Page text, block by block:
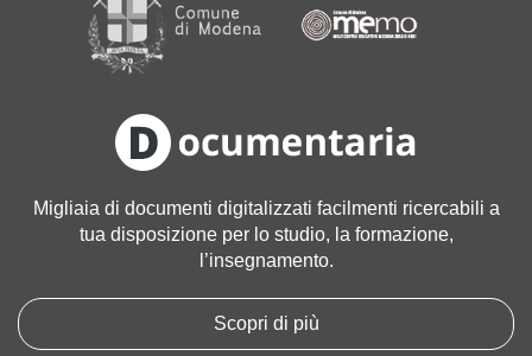
Migliaia di documenti digitalizzati facilmenti ricercabili a
tua disposizione per lo studio, la formazione,
l’insegnamento.
Scopri di più